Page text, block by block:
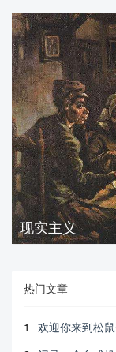
现实主义
热门文章
1
欢迎你来到松